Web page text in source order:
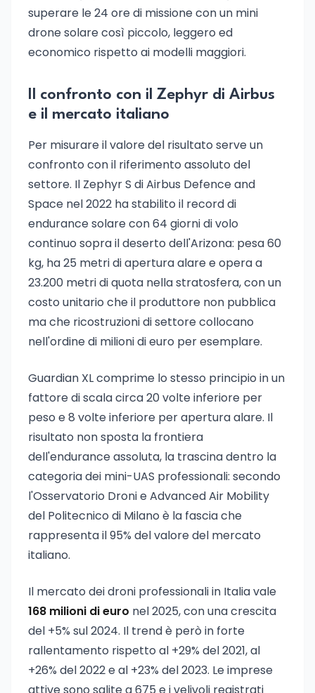
superare le 24 ore di missione con un mini
drone solare così piccolo, leggero ed
economico rispetto ai modelli maggiori.
Il confronto con il Zephyr di Airbus
e il mercato italiano
Per misurare il valore del risultato serve un
confronto con il riferimento assoluto del
settore. Il Zephyr S di Airbus Defence and
Space nel 2022 ha stabilito il record di
endurance solare con 64 giorni di volo
continuo sopra il deserto dell'Arizona: pesa 60
kg, ha 25 metri di apertura alare e opera a
23.200 metri di quota nella stratosfera, con un
costo unitario che il produttore non pubblica
ma che ricostruzioni di settore collocano
nell'ordine di milioni di euro per esemplare.
Guardian XL comprime lo stesso principio in un
fattore di scala circa 20 volte inferiore per
peso e 8 volte inferiore per apertura alare. Il
risultato non sposta la frontiera
dell'endurance assoluta, la trascina dentro la
categoria dei mini-UAS professionali: secondo
l'Osservatorio Droni e Advanced Air Mobility
del Politecnico di Milano è la fascia che
rappresenta il 95% del valore del mercato
italiano.
Il mercato dei droni professionali in Italia vale
168 milioni di euro nel 2025, con una crescita
del +5% sul 2024. Il trend è però in forte
rallentamento rispetto al +29% del 2021, al
+26% del 2022 e al +23% del 2023. Le imprese